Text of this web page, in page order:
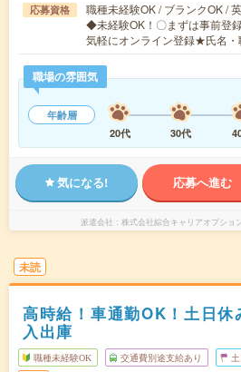
応募資格
職種未経験OK / ブランクOK /
◆未経験OK！〇まずは事前登
気軽にオンライン登録★氏名
職場の雰囲気
年齢層
20代
30代
気になる! 応募へ進む
派遣会社 株式会社綜合キャリアオプショ
未読
高時給！車通勤OK！土日休
入出庫
職種未経験OK 交通費別途支給あり